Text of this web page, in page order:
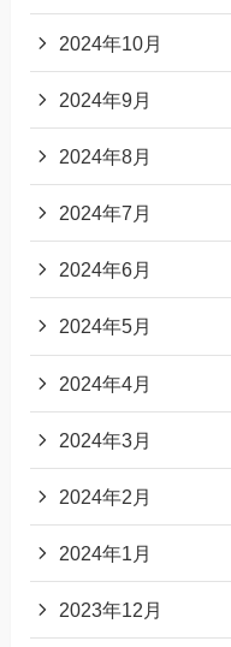
2024年10月
2024年9月
2024年8月
2024年7月
2024年6月
2024年5月
2024年4月
2024年3月
2024年2月
2024年1月
2023年12月